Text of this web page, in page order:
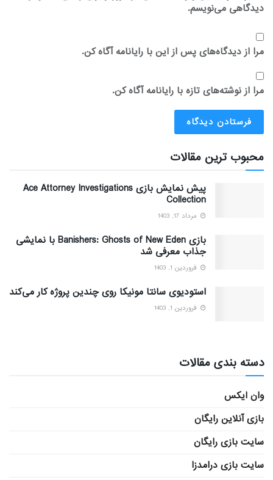
دیدگاهی می‌نویسم.
مرا از دیدگاه‌های پس از این با رایانامه آگاه کن.
مرا از نوشته‌های تازه با رایانامه آگاه کن.
محبوب ترین مقالات
پیش نمایش بازی Ace Attorney Investigations
Collection
مرداد 17, 1403
بازی Banishers: Ghosts of New Eden با نمایشی
جذاب معرفی شد
فروردین 1, 1403
استودیوی سانتا مونیکا روی چندین پروژه کار می‌کند
فروردین 1, 1403
دسته بندی مقالات
وان ایکس
بازی آنلاین رایگان
سایت بازی رایگان
سایت بازی درامدزا